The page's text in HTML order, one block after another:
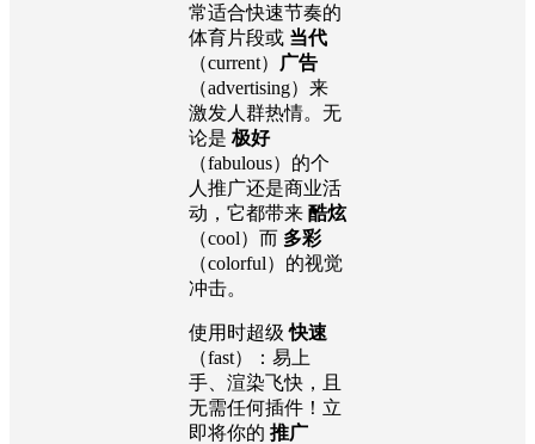
常适合快速节奏的
体育片段或 当代
（current）
广告
（advertising）来
激发人群热情。无
论是 极好
（fabulous）的个
人推广还是商业活
动，它都带来 酷炫
（cool）而 多彩
（colorful）的视觉
冲击。
使用时超级快速
（fast）：易上
手、渲染飞快，且
无需任何插件！立
即将你的 推广